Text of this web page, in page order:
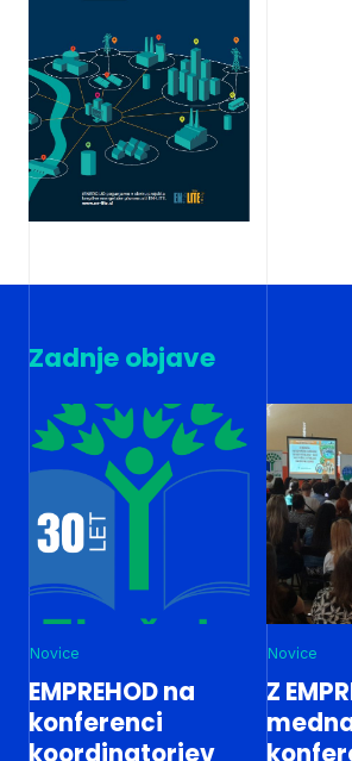
Zadnje objave
Novice
EMPREHOD na
konferenci
koordinatorjev
Novice
Z